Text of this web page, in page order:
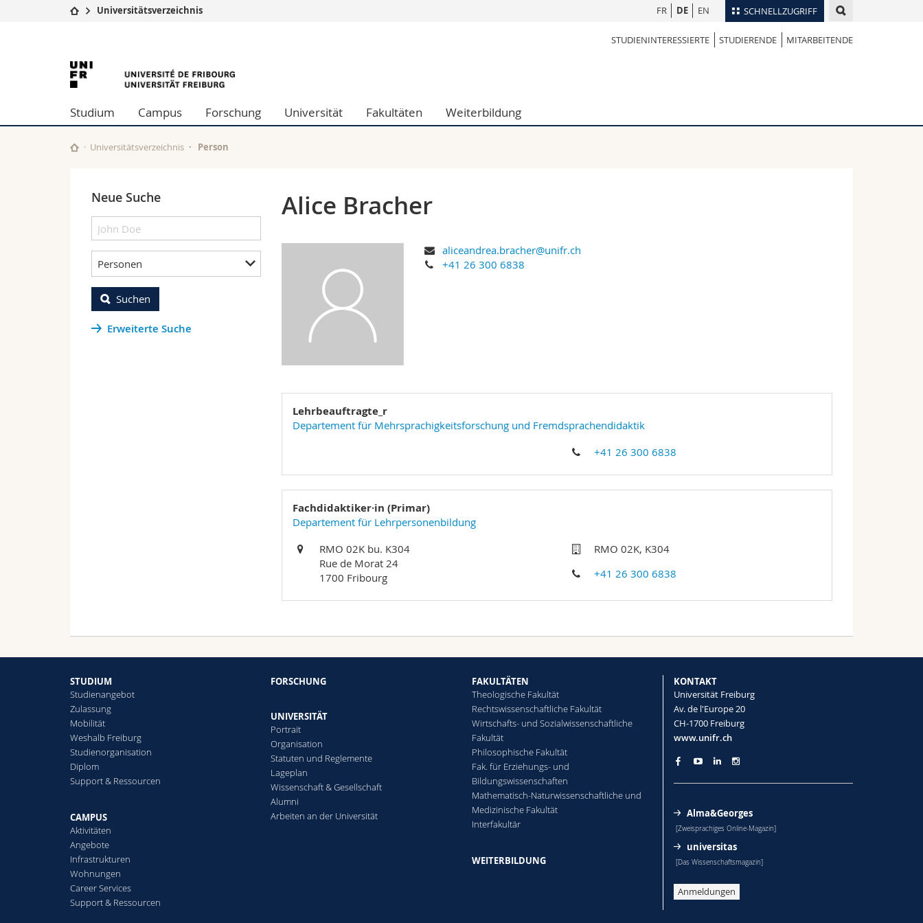
SCHNELLZUGRIFF
Studium
Campus
Universität
Weiterbildung
Theologische Fak.
Philosophische Fak.
Fak. für Erziehungs- und Bildungswissenschaften
Mitarbeitende
Personenverzeichnis
Vorlesungsverzeichnis
FR DE EN
Universitätsverzeichnis
STUDIENINTERESSIERTE STUDIERENDE MITARBEITENDE
University
of
Fribourg
Studium Campus Forschung Universität Fakultäten Weiterbildung
Universitätsverzeichnis Person
Neue Suche
Personen
Suchen
Erweiterte Suche
Alice Bracher
aliceandrea.bracher@unifr.ch
+41 26 300 6838
Lehrbeauftragte_r
Departement für Mehrsprachigkeitsforschung und Fremdsprachendidaktik
+41 26 300 6838
Fachdidaktiker·in (Primar)
Departement für Lehrpersonenbildung
RMO 02K bu. K304
Rue de Morat 24
1700 Fribourg
RMO 02K, K304
+41 26 300 6838
STUDIUM
Studienangebot
Zulassung
Mobilität
Weshalb Freiburg
Studienorganisation
Diplom
Support & Ressourcen
CAMPUS
Aktivitäten
Angebote
Infrastrukturen
Wohnungen
Career Services
Support & Ressourcen
FORSCHUNG
UNIVERSITÄT
Portrait
Organisation
Statuten und Reglemente
Lageplan
Wissenschaft & Gesellschaft
Alumni
Arbeiten an der Universität
FAKULTÄTEN
Theologische Fakultät
Rechtswissenschaftliche Fakultät
Wirtschafts- und Sozialwissenschaftliche
Fakultät
Philosophische Fakultät
Fak. für Erziehungs- und
Bildungswissenschaften
Mathematisch-Naturwissenschaftliche und
Medizinische Fakultät
Interfakultär
WEITERBILDUNG
KONTAKT
Universität Freiburg
Av. de l'Europe 20
CH-1700 Freiburg
www.unifr.ch
Alma&Georges
[Zweisprachiges Online-Magazin]
universitas
[Das Wissenschaftsmagazin]
Anmeldungen